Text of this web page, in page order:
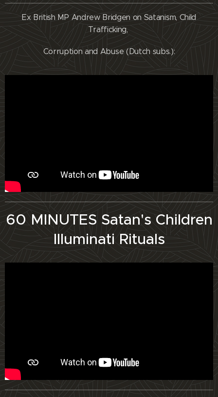
Ex British MP Andrew Bridgen on Satanism, Child
Trafficking,
Corruption and Abuse (Dutch subs.):
60 MINUTES Satan's Children
Illuminati Rituals